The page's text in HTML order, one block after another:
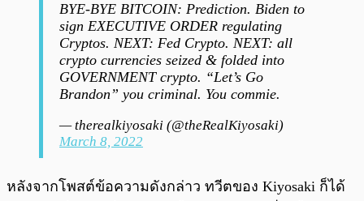
BYE-BYE BITCOIN: Prediction. Biden to
sign EXECUTIVE ORDER regulating
Cryptos. NEXT: Fed Crypto. NEXT: all
crypto currencies seized & folded into
GOVERNMENT crypto. “Let’s Go
Brandon” you criminal. You commie.
— therealkiyosaki (@theRealKiyosaki)
March 8, 2022
หลังจากโพสต์ข้อความดังกล่าว ทวีตของ Kiyosaki ก็ได้